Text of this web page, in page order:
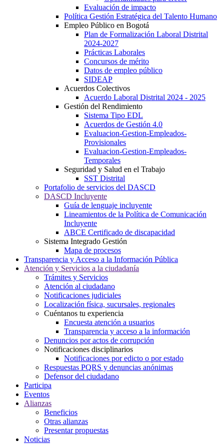
Evaluación de impacto
Política Gestión Estratégica del Talento Humano
Empleo Público en Bogotá
Plan de Formalización Laboral Distrital
2024-2027
Prácticas Laborales
Concursos de mérito
Datos de empleo público
SIDEAP
Acuerdos Colectivos
Acuerdo Laboral Distrital 2024 - 2025
Gestión del Rendimiento
Sistema Tipo EDL
Acuerdos de Gestión 4.0
Evaluacion-Gestion-Empleados-
Provisionales
Evaluacion-Gestion-Empleados-
Temporales
Seguridad y Salud en el Trabajo
SST Distrital
Portafolio de servicios del DASCD
DASCD Incluyente
Guía de lenguaje incluyente
Lineamientos de la Política de Comunicación
Incluyente
ABCE Certificado de discapacidad
Sistema Integrado Gestión
Mapa de procesos
Transparencia y Acceso a la Información Pública
Atención y Servicios a la ciudadanía
Trámites y Servicios
Atención al ciudadano
Notificaciones judiciales
Localización física, sucursales, regionales
Cuéntanos tu experiencia
Encuesta atención a usuarios
Transparencia y acceso a la información
Denuncios por actos de corrupción
Notificaciones disciplinarios
Notificaciones por edicto o por estado
Respuestas PQRS y denuncias anónimas
Defensor del ciudadano
Participa
Eventos
Alianzas
Beneficios
Otras alianzas
Presentar propuestas
Noticias